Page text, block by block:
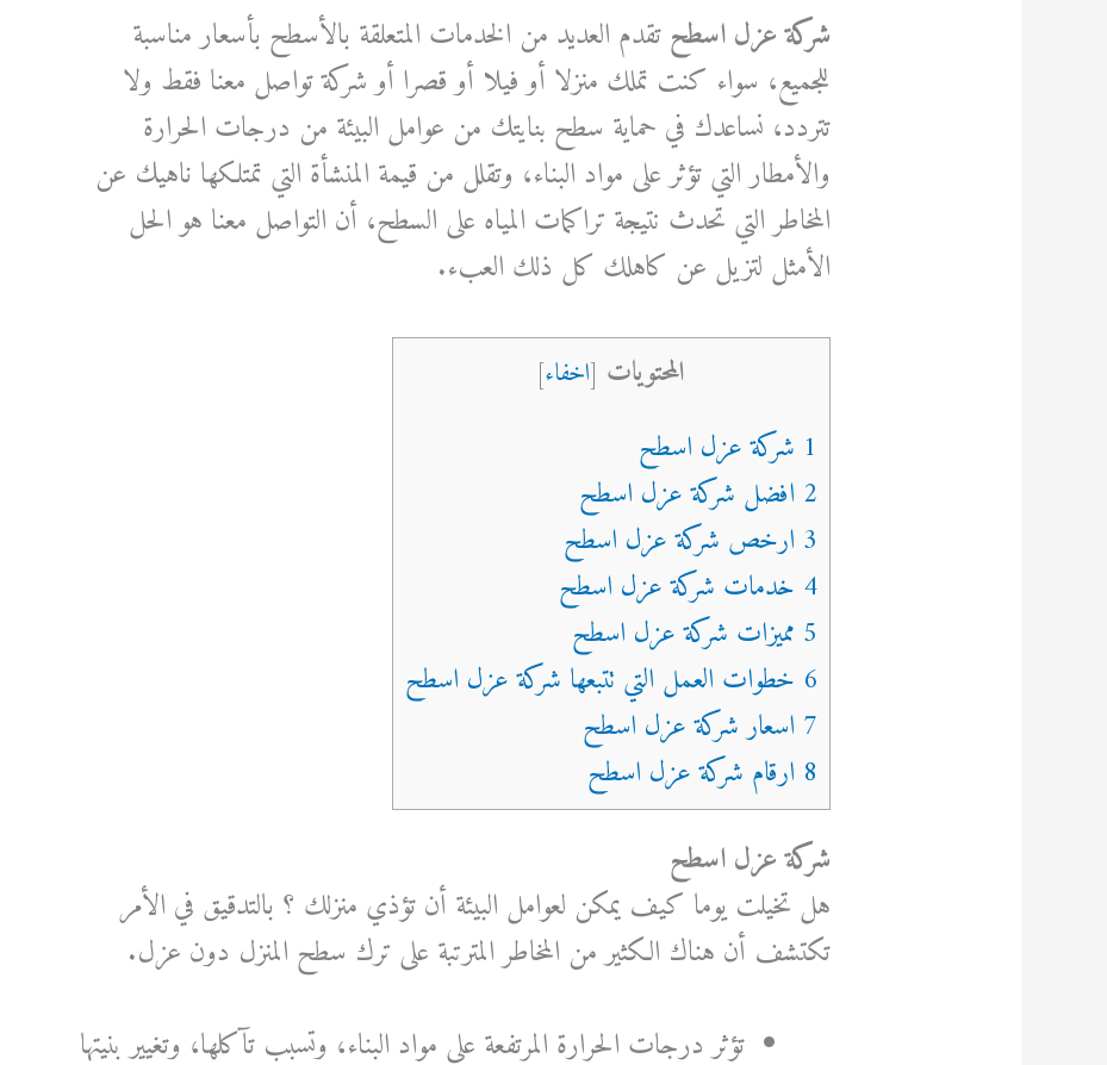
شركة عزل اسطحتقدم العديد من الخدمات المتعلقة بالأسطح بأسعار مناسبة
للجميع، سواء كنت تملك منزلا أو فيلا أو قصرا أو شركة تواصل معنا فقط ولا
تتردد، نساعدك في حماية سطح بنايتك من عوامل البيئة من درجات الحرارة
والأمطار التي تؤثر على مواد البناء، وتقلل من قيمة المنشأة التي تمتلكها ناهيك عن
المخاطر التي تحدث نتيجة تراكمات المياه على السطح، أن التواصل معنا هو الحل
الأمثل لتزيل عن كاهلك كل ذلك العبء.
المحتويات [اخفاء]
1 شركة عزل اسطح
2 افضل شركة عزل اسطح
3 ارخص شركة عزل اسطح
4 خدمات شركة عزل اسطح
5 مميزات شركة عزل اسطح
6 خطوات العمل التي تتبعها شركة عزل اسطح
7 اسعار شركة عزل اسطح
8 ارقام شركة عزل اسطح
شركة عزل اسطح
هل تخيلت يوما كيف يمكن لعوامل البيئة أن تؤذي منزلك ؟ بالتدقيق في الأمر
تكتشف أن هناك الكثير من المخاطر المترتبة على ترك سطح المنزل دون عزل.
تؤثر درجات الحرارة المرتفعة على مواد البناء، وتسبب تآكلها، وتغيير بنيتها